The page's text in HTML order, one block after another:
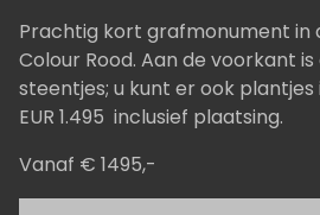
Prachtig kort grafmonument in
Colour Rood. Aan de voorkant
steentjes; u kunt er ook plantjes
EUR 1.495 inclusief plaatsing.
Vanaf € 1495,-